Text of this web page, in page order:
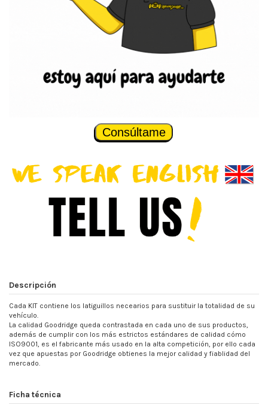
Consúltame
Descripción
Cada KIT contiene los latiguillos necearios para sustituir la totalidad de su
vehículo.
La calidad Goodridge queda contrastada en cada uno de sus productos,
además de cumplir con los más estrictos estándares de calidad cómo
ISO9001, es el fabricante más usado en la alta competición, por ello cada
vez que apuestas por Goodridge obtienes la mejor calidad y fiablidad del
mercado.
Ficha técnica